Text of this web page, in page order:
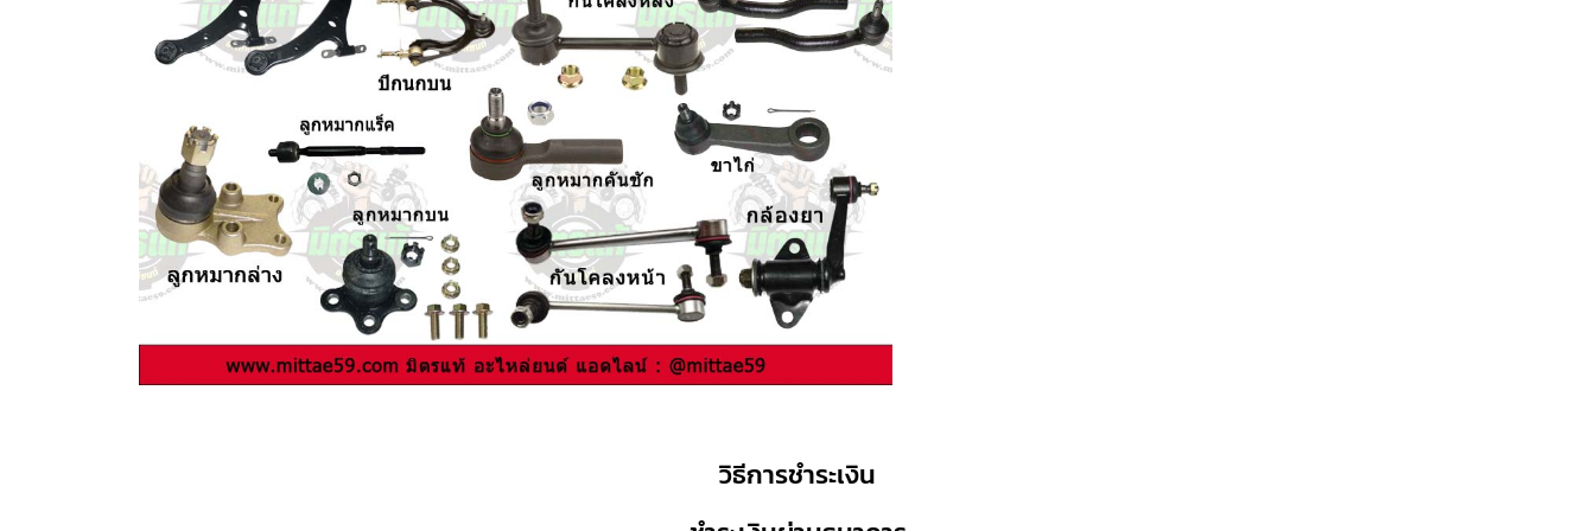
วิธีการชำระเงิน